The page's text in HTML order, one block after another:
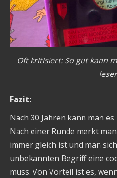
Oft kritisiert: So gut kann
Fazit:
Nach 30 Jahren kann man
Nach einer Runde merkt
immer gleich ist und man
unbekannten Begriff eine
muss. Von Vorteil ist es,